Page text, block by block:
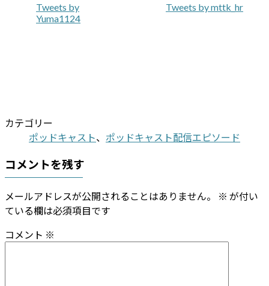
Tweets by
Yuma1124
Tweets by mttk_hr
カテゴリー
ポッドキャスト、 ポッドキャスト配信エピソード
コメントを残す
メールアドレスが公開されることはありません。 ※ が付い
ている欄は必須項目です
コメント ※